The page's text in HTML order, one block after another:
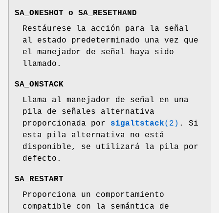
SA_ONESHOT o SA_RESETHAND
Restáurese la acción para la señal
al estado predeterminado una vez que
el manejador de señal haya sido
llamado.
SA_ONSTACK
Llama al manejador de señal en una
pila de señales alternativa
proporcionada por sigaltstack(2) . Si
esta pila alternativa no está
disponible, se utilizará la pila por
defecto.
SA_RESTART
Proporciona un comportamiento
compatible con la semántica de